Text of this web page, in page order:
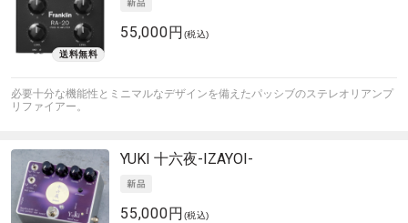
55,000円 (税込)
必要十分な機能性とミニマルなデザインを備えたパッシブのステレオリアンプ
リファイアー。
YUKI 十六夜-IZAYOI-
55,000円 (税込)